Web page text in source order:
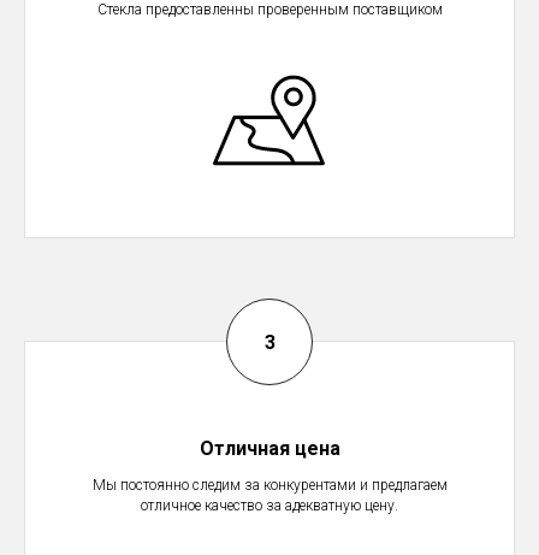
Стекла предоставленны проверенным поставщиком
Отличная цена
Мы постоянно следим за конкурентами и предлагаем
отличное качество за адекватную цену.